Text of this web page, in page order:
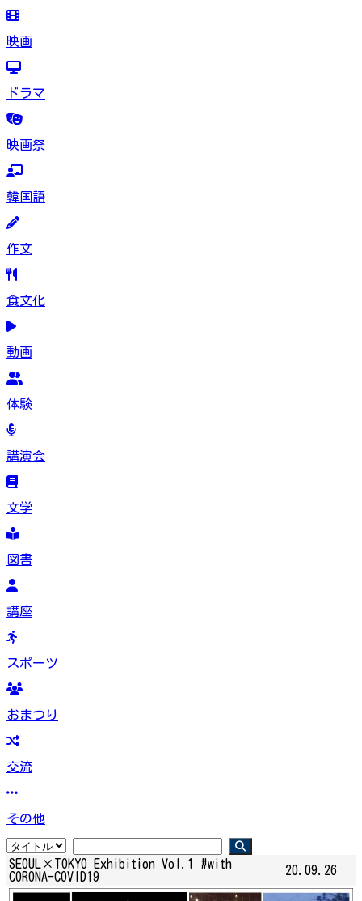
映画
ドラマ
映画祭
韓国語
作文
食文化
動画
体験
講演会
文学
図書
講座
スポーツ
おまつり
交流
その他
SEOUL×TOKYO Exhibition Vol.1 #with
CORONA-COVID19
20.09.26